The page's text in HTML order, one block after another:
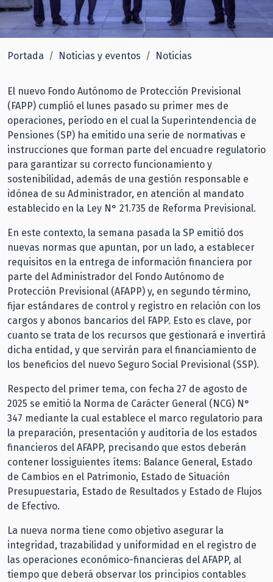
Portada Noticias y eventos Noticias
El nuevo Fondo Autónomo de Protección Previsional
(FAPP) cumplió el lunes pasado su primer mes de
operaciones, período en el cual la Superintendencia de
Pensiones (SP) ha emitido una serie de normativas e
instrucciones que forman parte del encuadre regulatorio
para garantizar su correcto funcionamiento y
sostenibilidad, además de una gestión responsable e
idónea de su Administrador, en atención al mandato
establecido en la Ley N° 21.735 de Reforma Previsional.
En este contexto, la semana pasada la SP emitió dos
nuevas normas que apuntan, por un lado, a establecer
requisitos en la entrega de información financiera por
parte del Administrador del Fondo Autónomo de
Protección Previsional (AFAPP) y, en segundo término,
fijar estándares de control y registro en relación con los
cargos y abonos bancarios del FAPP. Esto es clave, por
cuanto se trata de los recursos que gestionará e invertirá
dicha entidad, y que servirán para el financiamiento de
los beneficios del nuevo Seguro Social Previsional (SSP).
Respecto del primer tema, con fecha 27 de agosto de
2025 se emitió la Norma de Carácter General (NCG) N°
347 mediante la cual establece el marco regulatorio para
la preparación, presentación y auditoría de los estados
financieros del AFAPP, precisando que estos deberán
contener lossiguientes ítems: Balance General, Estado
de Cambios en el Patrimonio, Estado de Situación
Presupuestaria, Estado de Resultados y Estado de Flujos
de Efectivo.
La nueva norma tiene como objetivo asegurar la
integridad, trazabilidad y uniformidad en el registro de
las operaciones económico-financieras del AFAPP, al
tiempo que deberá observar los principios contables